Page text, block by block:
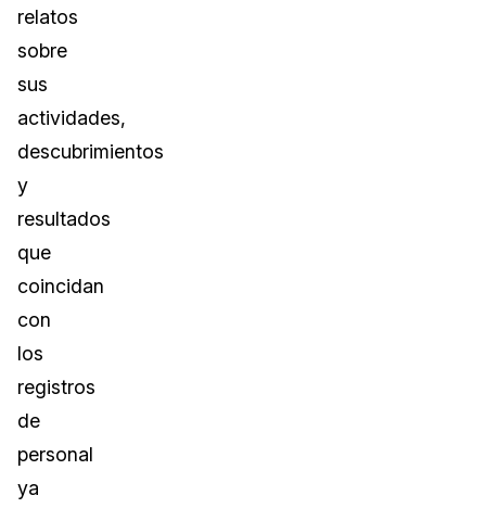
relatos
sobre
sus
actividades,
descubrimientos
y
resultados
que
coincidan
con
los
registros
de
personal
ya